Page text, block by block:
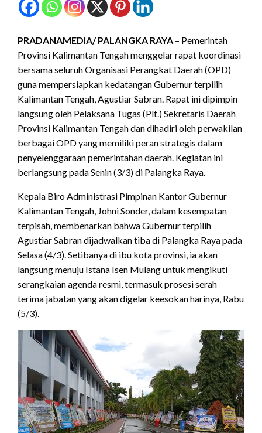
PRADANAMEDIA/ PALANGKA RAYA – Pemerintah
Provinsi Kalimantan Tengah menggelar rapat koordinasi
bersama seluruh Organisasi Perangkat Daerah (OPD)
guna mempersiapkan kedatangan Gubernur terpilih
Kalimantan Tengah, Agustiar Sabran. Rapat ini dipimpin
langsung oleh Pelaksana Tugas (Plt.) Sekretaris Daerah
Provinsi Kalimantan Tengah dan dihadiri oleh perwakilan
berbagai OPD yang memiliki peran strategis dalam
penyelenggaraan pemerintahan daerah. Kegiatan ini
berlangsung pada Senin (3/3) di Palangka Raya.
Kepala Biro Administrasi Pimpinan Kantor Gubernur
Kalimantan Tengah, Johni Sonder, dalam kesempatan
terpisah, membenarkan bahwa Gubernur terpilih
Agustiar Sabran dijadwalkan tiba di Palangka Raya pada
Selasa (4/3). Setibanya di ibu kota provinsi, ia akan
langsung menuju Istana Isen Mulang untuk mengikuti
serangkaian agenda resmi, termasuk prosesi serah
terima jabatan yang akan digelar keesokan harinya, Rabu
(5/3).